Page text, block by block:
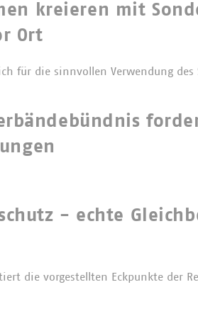
kreieren mit
Ort
für die sinnvollen Verwendung des
- echte
die vorgestellten Eckpunkte der